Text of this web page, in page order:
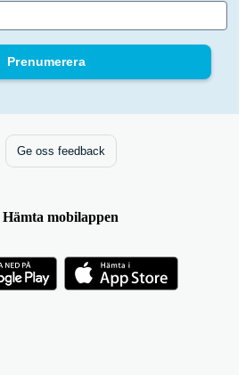
Prenumerera
Ge oss feedback
Hämta mobilappen